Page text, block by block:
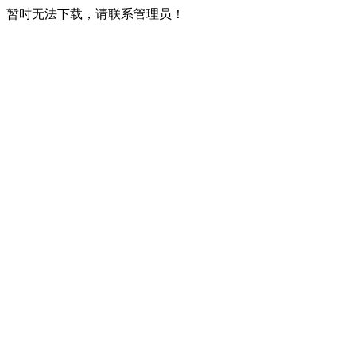
暂时无法下载，请联系管理员！